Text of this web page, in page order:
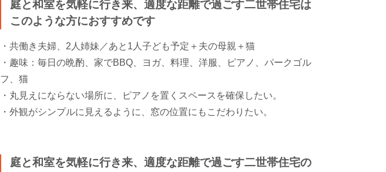
庭と和室を気軽に行き来、適度な距離で過ごす二世帯住宅は
このような方におすすめです
・共働き夫婦、2人姉妹／あと1人子ども予定＋夫の母親＋猫
・趣味：毎日の晩酌、家でBBQ、ヨガ、料理、洋服、ピアノ、パークゴル
フ、猫
・丸見えにならない場所に、ピアノを置くスペースを確保したい。
・外観がシンプルに見えるように、窓の位置にもこだわりたい。
庭と和室を気軽に行き来、適度な距離で過ごす二世帯住宅の